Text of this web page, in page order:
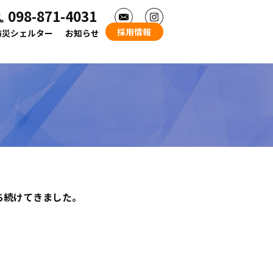
098-871-4031
シェルター お知らせ 採用情報
続けてきました。